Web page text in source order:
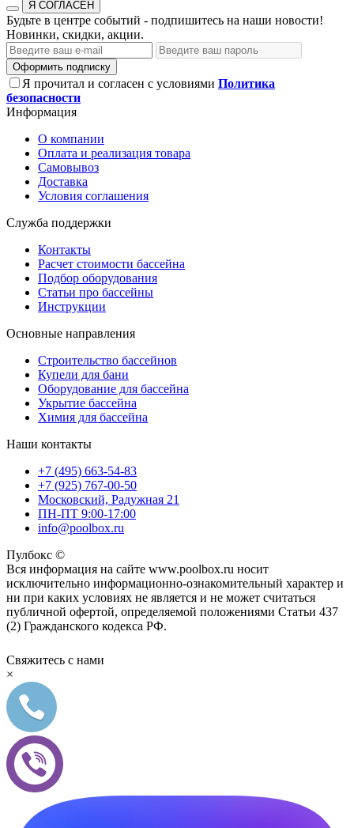
Я СОГЛАСЕН
Будьте в центре событий - подпишитесь на наши новости!
Новинки, скидки, акции.
Оформить подписку
Я прочитал и согласен с условиями Политика
безопасности
Информация
О компании
Оплата и реализация товара
Самовывоз
Доставка
Условия соглашения
Служба поддержки
Контакты
Расчет стоимости бассейна
Подбор оборудования
Статьи про бассейны
Инструкции
Основные направления
Строительство бассейнов
Купели для бани
Оборудование для бассейна
Укрытие бассейна
Химия для бассейна
Наши контакты
+7 (495) 663-54-83
+7 (925) 767-00-50
Московский, Радужная 21
ПН-ПТ 9:00-17:00
info@poolbox.ru
Пулбокс ©
Вся информация на сайте www.poolbox.ru носит
исключительно информационно-ознакомительный характер и
ни при каких условиях не является и не может считаться
публичной офертой, определяемой положениями Статьи 437
(2) Гражданского кодекса РФ.
Свяжитесь с нами
×